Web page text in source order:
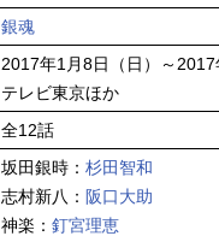
銀魂
2017年1月8日（日）～2017
テレビ東京ほか
全12話
坂田銀時： 杉田智和
志村新八： 阪口大助
神楽： 釘宮理恵